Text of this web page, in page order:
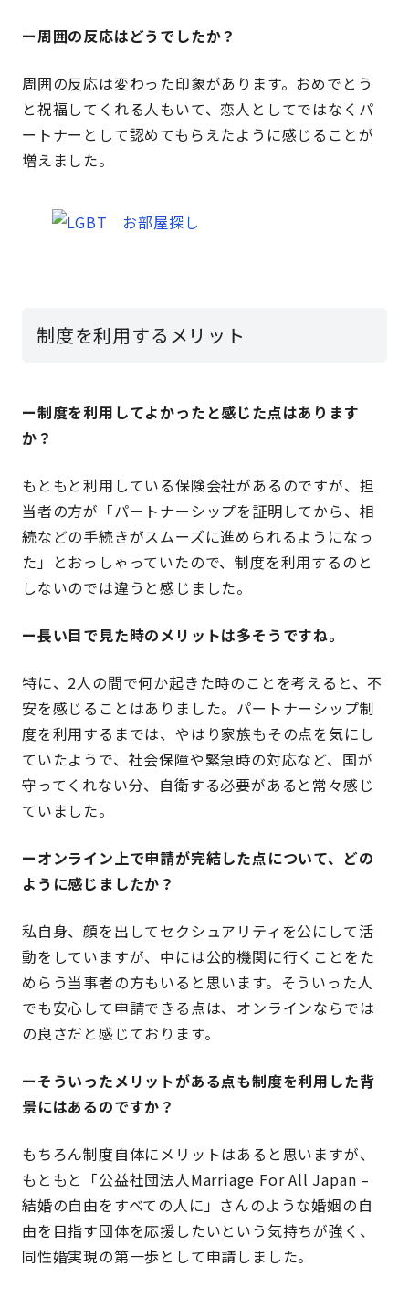
ー周囲の反応はどうでしたか？
周囲の反応は変わった印象があります。おめでとう
と祝福してくれる人もいて、恋人としてではなくパ
ートナーとして認めてもらえたように感じることが
増えました。
制度を利用するメリット
ー制度を利用してよかったと感じた点はあります
か？
もともと利用している保険会社があるのですが、担
当者の方が「パートナーシップを証明してから、相
続などの手続きがスムーズに進められるようになっ
た」とおっしゃっていたので、制度を利用するのと
しないのでは違うと感じました。
ー長い目で見た時のメリットは多そうですね。
特に、2人の間で何か起きた時のことを考えると、不
安を感じることはありました。パートナーシップ制
度を利用するまでは、やはり家族もその点を気にし
ていたようで、社会保障や緊急時の対応など、国が
守ってくれない分、自衛する必要があると常々感じ
ていました。
ーオンライン上で申請が完結した点について、どの
ように感じましたか？
私自身、顔を出してセクシュアリティを公にして活
動をしていますが、中には公的機関に行くことをた
めらう当事者の方もいると思います。そういった人
でも安心して申請できる点は、オンラインならでは
の良さだと感じております。
ーそういったメリットがある点も制度を利用した背
景にはあるのですか？
もちろん制度自体にメリットはあると思いますが、
もともと「公益社団法人Marriage For All Japan –
結婚の自由をすべての人に」さんのような婚姻の自
由を目指す団体を応援したいという気持ちが強く、
同性婚実現の第一歩として申請しました。